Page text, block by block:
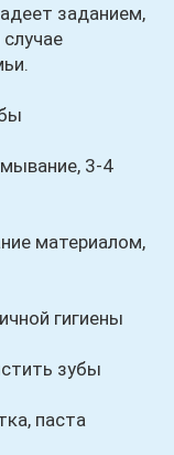
заданием,
3-4
материалом,
гигиены
зубы
паста